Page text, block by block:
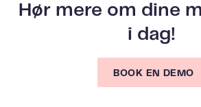
Hør mere om dine
i dag!
BOOK EN DEMO